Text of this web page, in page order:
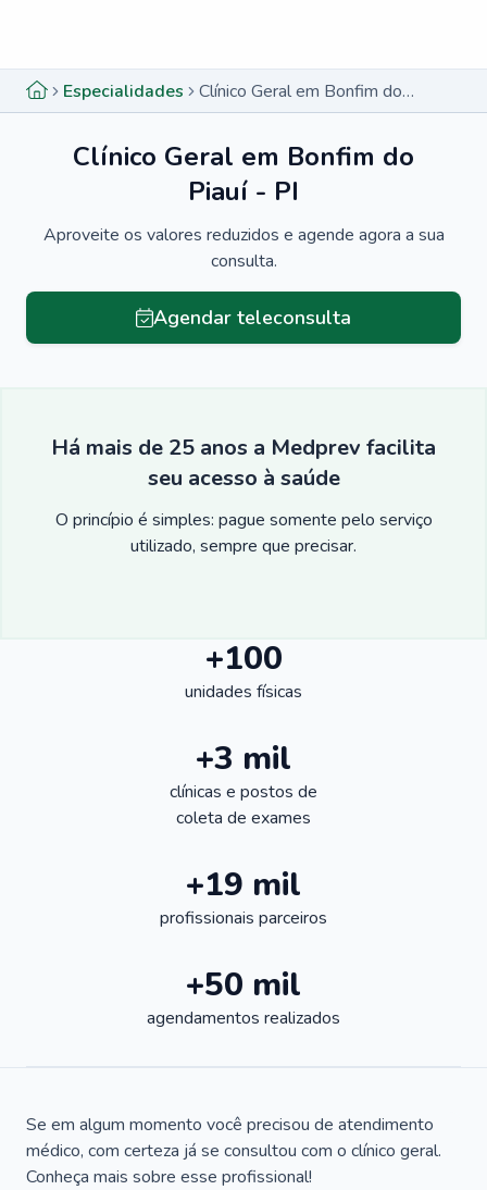
Especialidades Clínico Geral em Bonfim do Piauí - PI
Clínico Geral em Bonfim do
Piauí - PI
Aproveite os valores reduzidos e agende agora a sua
consulta.
Agendar teleconsulta
Há mais de 25 anos a Medprev facilita
seu acesso à saúde
O princípio é simples: pague somente pelo serviço
utilizado, sempre que precisar.
+100
unidades físicas
+3 mil
clínicas e postos de
coleta de exames
+19 mil
profissionais parceiros
+50 mil
agendamentos realizados
Se em algum momento você precisou de atendimento
médico, com certeza já se consultou com o clínico geral.
Conheça mais sobre esse profissional!